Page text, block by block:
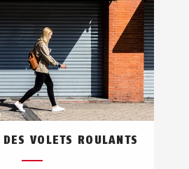
DES VOLETS ROULANTS